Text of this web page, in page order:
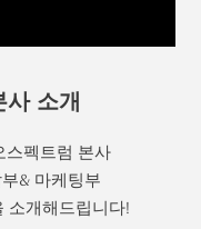
사 소개
스펙트럼 본사
& 마케팅부
소개해드립니다!